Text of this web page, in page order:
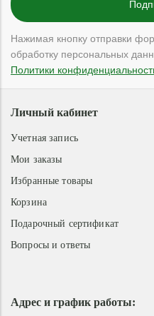
Нажимая кнопку отправки
обработку персональных
Политики
Адрес и график работы:
Личный кабинет
Учетная запись
Мои заказы
Избранные товары
Корзина
Подарочный сертификат
Вопросы и ответы